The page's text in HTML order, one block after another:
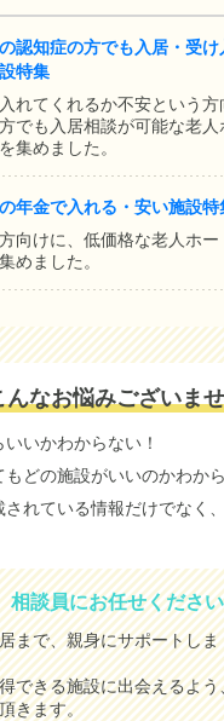
認知症の方でも入居・受け
特集
れてくれるか不安という方
でも入居相談が可能な老人
集めました。
年金で入れる・安い施設特
向けに、低価格な老人ホー
めました。
んなお悩みございま
いかわからない！
どの施設がいいのかわか
されている情報だけでなく
相談員にお任せくださ
まで、親身にサポートしま
できる施設に出会えるよう
きます。